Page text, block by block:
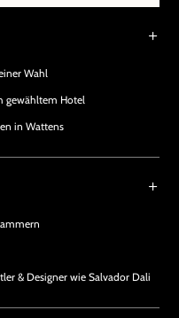
Wahl
gewähltem Hotel
in Wattens
& Designer wie Salvador Dali